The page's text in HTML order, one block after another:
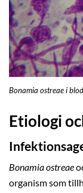
Bonamia ostreae i
Etiologi
Bonamia ostreae
organism som